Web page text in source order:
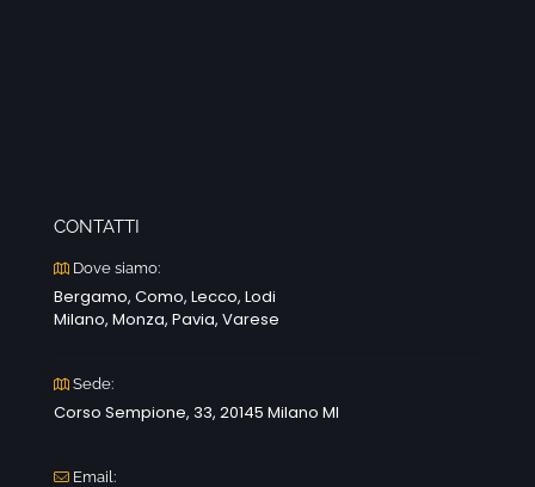
CONTATTI
Dove siamo:
Bergamo, Como, Lecco, Lodi
Milano, Monza, Pavia, Varese
Sede:
Corso Sempione, 33, 20145 Milano MI
Email: